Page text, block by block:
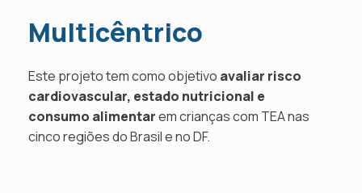
Multicêntrico
Este projeto tem como objetivo avaliar risco
cardiovascular, estado nutricional e
consumo alimentarem crianças com TEA nas
cinco regiões do Brasil e no DF.